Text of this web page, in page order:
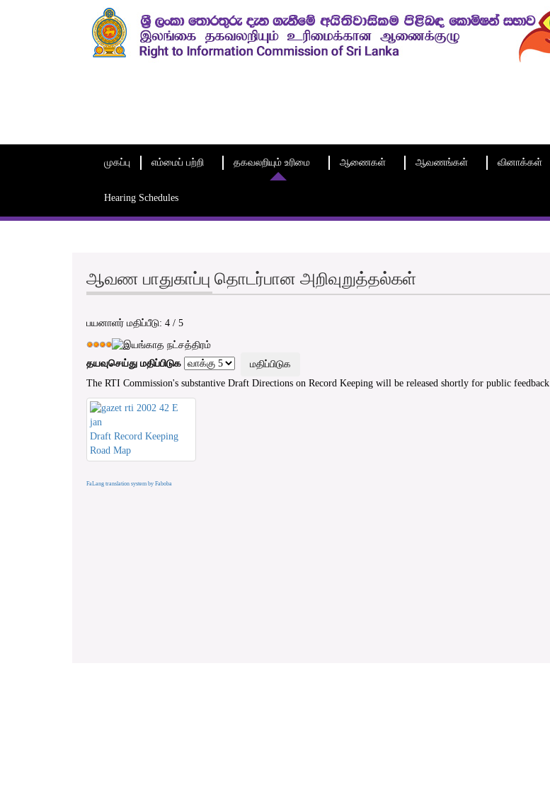
முகப்பு எம்மைப் பற்றி தகவலறியும் உரிமை ஆணைகள் ஆவணங்கள் வினாக்கள்
Hearing Schedules
ஆவண பாதுகாப்பு தொடர்பான அறிவுறுத்தல்கள்
பயனாளர் மதிப்பீடு: 4 / 5
தயவுசெய்து மதிப்பிடுக
The RTI Commission's substantive Draft Directions on Record Keeping will be released shortly for public feedback.
Draft Record Keeping
Road Map
FaLang translation system by Faboba